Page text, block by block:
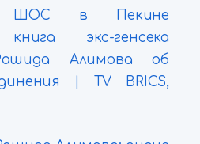
ШОС в Пекине
экс-генсека
Алимова об
| TV BRICS,